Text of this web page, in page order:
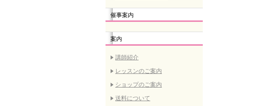
催事案内
案内
講師紹介
レッスンのご案内
ショップのご案内
送料について